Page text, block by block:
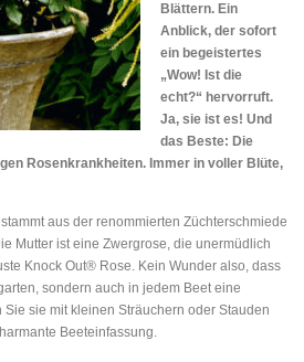
Blättern. Ein
Anblick, der sofort
ein begeistertes
„Wow! Ist die
echt?“ hervorruft.
Ja, sie ist es! Und
das Beste: Die
Rosenkrankheiten. Immer in voller Blüte,
aus der renommierten Züchterschmiede
Mutter ist eine Zwergrose, die unermüdlich
Knock Out® Rose. Kein Wunder also, dass
sondern auch in jedem Beet eine
sie mit kleinen Sträuchern oder Stauden
Beeteinfassung.